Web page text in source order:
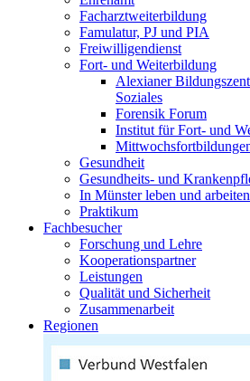
Facharztweiterbildung
Famulatur, PJ und PIA
Freiwilligendienst
Fort- und Weiterbildung
Alexianer
Soziales
Forensik Forum
Institut für Fort- und
Gesundheit
Gesundheits- und
In Münster leben und arbeiten
Praktikum
Fachbesucher
Forschung und Lehre
Kooperationspartner
Leistungen
Qualität und Sicherheit
Zusammenarbeit
Regionen